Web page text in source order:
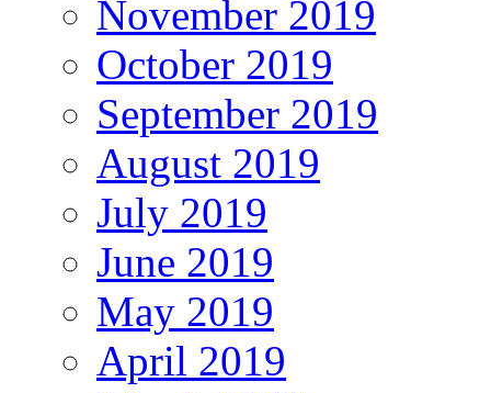
November 2019
October 2019
September 2019
August 2019
July 2019
June 2019
May 2019
April 2019